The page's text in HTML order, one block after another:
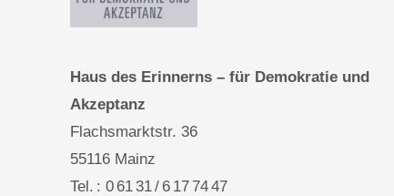
Haus des Erinnerns – für Demokratie und
Akzeptanz
Flachsmarktstr. 36
55116 Mainz
Tel. : 0 61 31 / 6 17 74 47